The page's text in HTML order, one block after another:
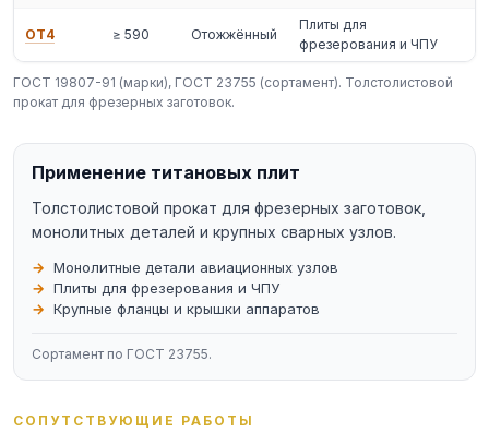
ОТ4 ≥ 590 Отожжённый
Плиты для
фрезерования и ЧПУ
ГОСТ 19807-91 (марки), ГОСТ 23755 (сортамент). Толстолистовой
прокат для фрезерных заготовок.
Применение титановых плит
Толстолистовой прокат для фрезерных заготовок,
монолитных деталей и крупных сварных узлов.
Монолитные детали авиационных узлов
Плиты для фрезерования и ЧПУ
Крупные фланцы и крышки аппаратов
Сортамент по ГОСТ 23755.
СОПУТСТВУЮЩИЕ РАБОТЫ